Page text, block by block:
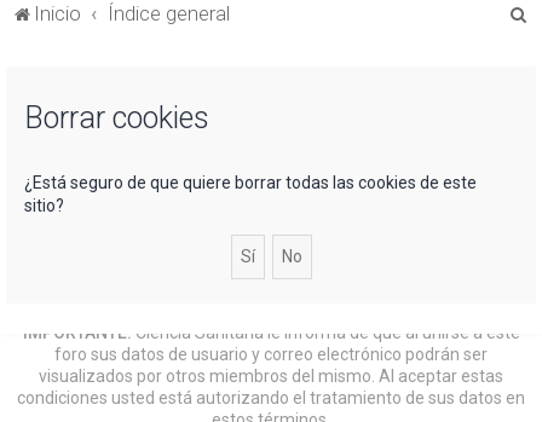
Inicio Índice general
Borrar cookies
¿Está seguro de que quiere borrar todas las cookies de este
sitio?
IMPORTANTE: Ciencia Sanitaria le informa de que al unirse a este
foro sus datos de usuario y correo electrónico podrán ser
visualizados por otros miembros del mismo. Al aceptar estas
condiciones usted está autorizando el tratamiento de sus datos en